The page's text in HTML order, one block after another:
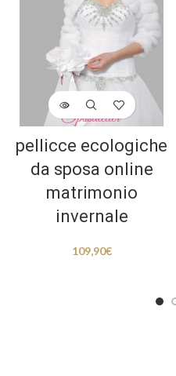
pellicce ecologiche
da sposa online
matrimonio
invernale
109,90€